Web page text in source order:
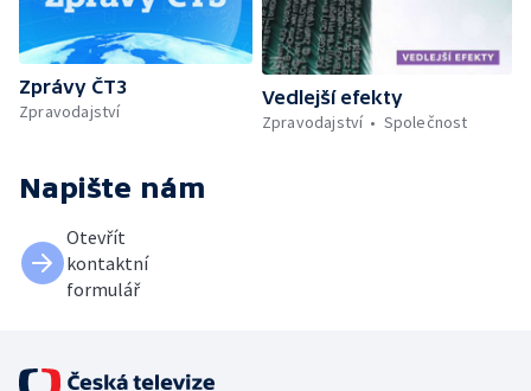
Zprávy ČT3
Zpravodajství
Vedlejší efekty
Zpravodajství
Společnost
Napište nám
Otevřít
kontaktní
formulář